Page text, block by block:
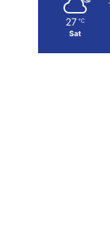
27 ℃
Sat